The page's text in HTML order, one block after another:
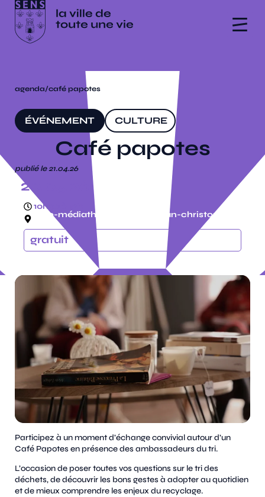
agenda/café papotes
ÉVÉNEMENT CULTURE
Café papotes
publié le 21.04.26
20.05.26
10h30 à 12h
ludo-médiathèque, espace jean-christophe
gratuit
Participez à un moment d’échange convivial autour d’un
Café Papotes en présence des ambassadeurs du tri.
L’occasion de poser toutes vos questions sur le tri des
déchets, de découvrir les bons gestes à adopter au quotidien
et de mieux comprendre les enjeux du recyclage.